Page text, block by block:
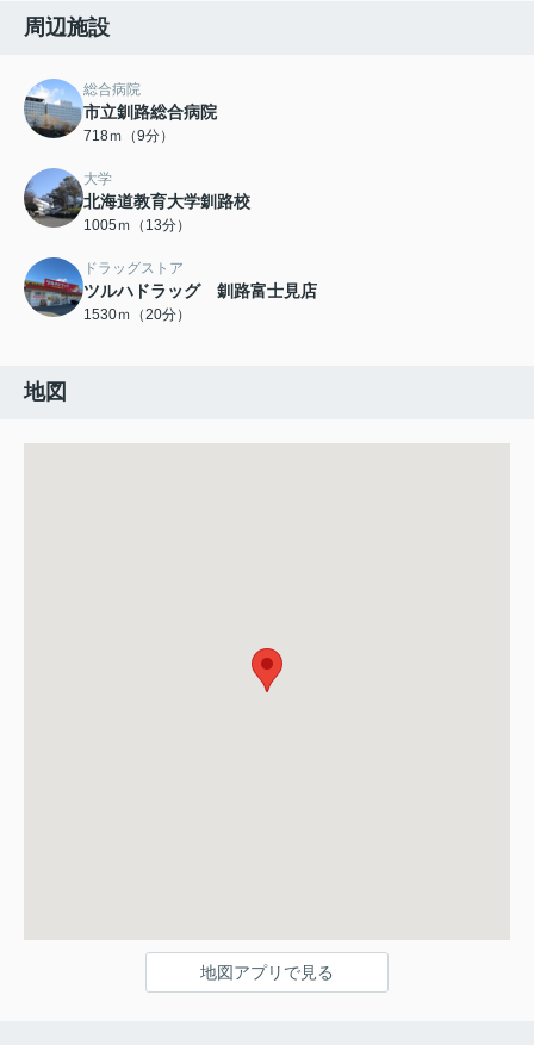
周辺施設
総合病院
市立釧路総合病院
718ｍ（9分）
大学
北海道教育大学釧路校
1005ｍ（13分）
ドラッグストア
ツルハドラッグ 釧路富士見店
1530ｍ（20分）
地図
地図アプリで見る